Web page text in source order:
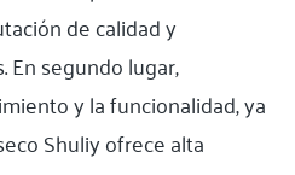
de calidad y
En segundo lugar,
y la funcionalidad, ya
Shuliy ofrece alta